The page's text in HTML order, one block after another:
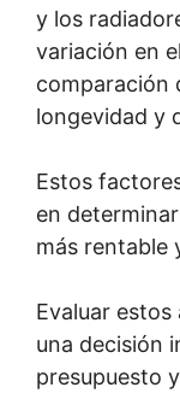
y los
variación en
comparación
longevidad y
Estos
en
más rentable
Evaluar
una decisión
presupuesto